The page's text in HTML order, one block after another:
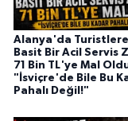
Alanya'da
Basit Bir Acil Servis
71 Bin TL'ye Mal
"İsviçre'de Bile Bu
Pahalı Değil!"